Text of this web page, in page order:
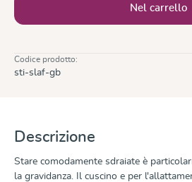
Nel carrello
Codice prodotto:
sti-slaf-gb
Descrizione
Stare comodamente sdraiate è
la gravidanza. Il cuscino e per